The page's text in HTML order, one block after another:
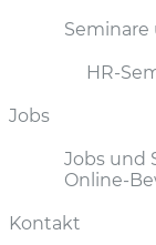
HR-
Jobs
Jobs und
Online-
Kontakt